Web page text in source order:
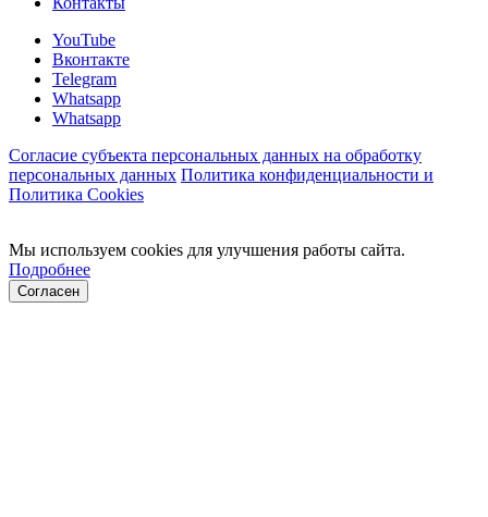
YouTube
Вконтакте
Telegram
Whatsapp
Whatsapp
Согласие субъекта персональных данных на обработку
персональных данных Политика конфиденциальности и
Политика Cookies
Мы используем cookies для улучшения работы сайта.
Подробнее
Согласен